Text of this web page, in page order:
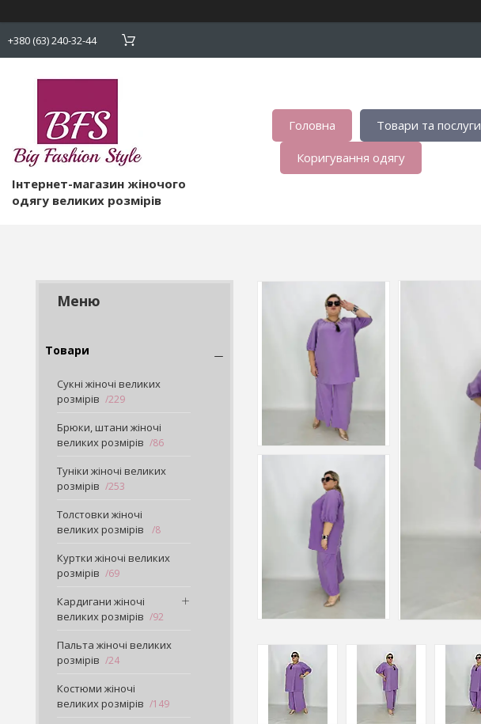
+380 (63) 240-32-44
Інтернет-магазин жіночого
одягу великих розмірів
Головна Товари та послуги
Коригування одягу
Товари
Сукні жіночі великих
розмірів
229
Брюки, штани жіночі
великих розмірів
86
Туніки жіночі великих
розмірів
253
Толстовки жіночі
великих розмірів
8
Куртки жіночі великих
розмірів
69
Кардигани жіночі
великих розмірів
92
Пальта жіночі великих
розмірів
24
Костюми жіночі
великих розмірів
149